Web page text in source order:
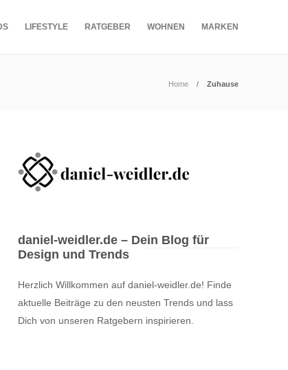
LIFESTYLE RATGEBER WOHNEN MARKEN
Home Zuhause
daniel-weidler.de – Dein Blog für
Design und Trends
Herzlich Willkommen auf daniel-weidler.de! Finde
aktuelle Beiträge zu den neusten Trends und lass
Dich von unseren Ratgebern inspirieren.